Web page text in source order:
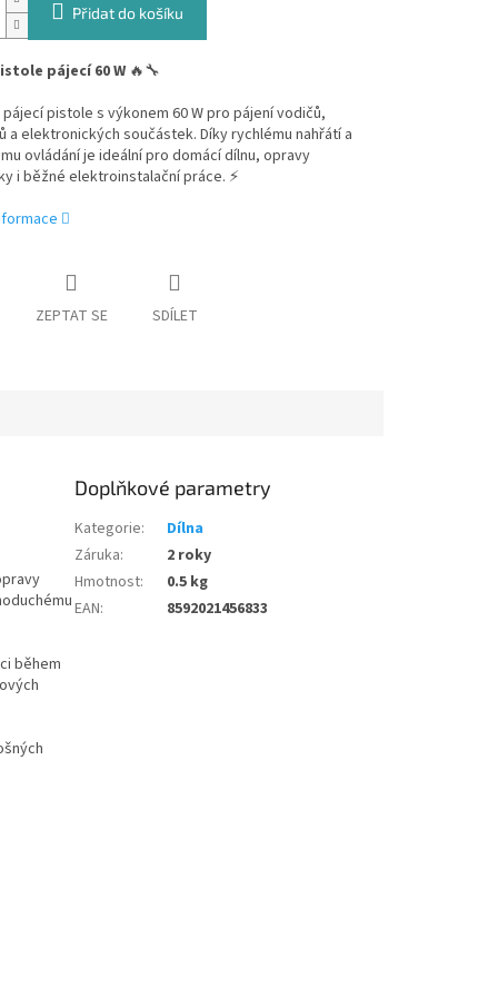
Přidat do košíku
pájecí 60 W🔥🔧
pistole s výkonem 60 W pro pájení vodičů,
a elektronických součástek. Díky rychlému nahřátí a
ovládání je ideální pro domácí dílnu, opravy
i běžné elektroinstalační práce. ⚡
ZEPTAT SE SDÍLET
během
Doplňkové parametry
Kategorie:
Dílna
Záruka:
2 roky
Hmotnost:
0.5 kg
EAN: 8592021456833